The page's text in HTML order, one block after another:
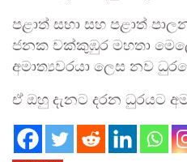
පළාත් සභා සහ පළාත්
ජනක වක්කුඹුර මහතා
අමාත්‍යවරයා ලෙස නව
ඒ ඔහු දැනට දරන ධුරයට